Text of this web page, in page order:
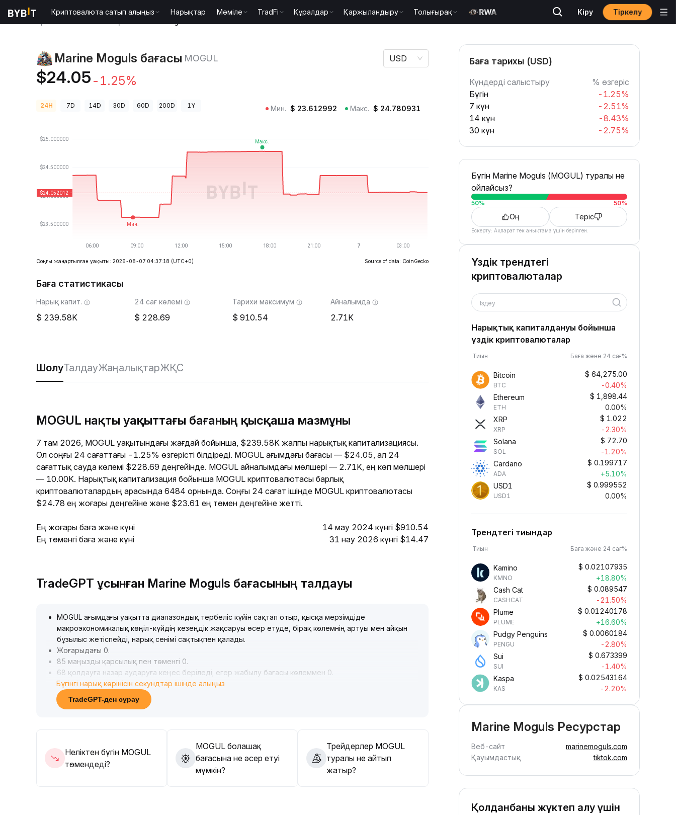
Криптовалюта сатып алыңыз Нарықтар Мәміле TradFi Құралдар Қаржыландыру Толығырақ Кіру Тіркелу
Marine Moguls бағасы MOGUL
$24.05 -1.25%
USD
24H 7D 14D 30D 60D 200D 1Y Мин. $ 23.612992 Макс. $ 24.780931
Соңғы жаңартылған уақыты: 2026-08-07 04:37:18 (UTC+0) Source of data: CoinGecko
Баға статистикасы
Нарық капит.
239.58K
24 сағ көлемі
228.69
Тарихи максимум
910.54
Айналымда
2.71K
ШолуТалдауЖаңалықтарЖҚС
MOGUL нақты уақыттағы бағаның қысқаша мазмұны
7 там 2026, MOGUL уақытындағы жағдай бойынша, $239.58K жалпы нарықтық капитализациясы.
Ол соңғы 24 сағаттағы -1.25% өзгерісті білдіреді. MOGUL ағымдағы бағасы — $24.05, ал 24
сағаттық сауда көлемі $228.69 деңгейінде. MOGUL айналымдағы мөлшері — 2.71K, ең көп мөлшері
— 10.00K. Нарықтық капитализация бойынша MOGUL криптовалютасы барлық
криптовалюталардың арасында 6484 орнында. Соңғы 24 сағат ішінде MOGUL криптовалютасы
$24.78 ең жоғары деңгейіне және $23.61 ең төмен деңгейіне жетті.
Ең жоғары баға және күні
14 мау 2024 күнгі $910.54
Ең төменгі баға және күні
31 нау 2026 күнгі $14.47
TradeGPT ұсынған Marine Moguls бағасының талдауы
MOGUL ағымдағы уақытта диапазондық тербеліс күйін сақтап отыр, қысқа мерзімдіде
макроэкономикалық көңіл-күйдің кезеңдік жақсаруы әсер етуде, бірақ көлемнің артуы мен айқын
бұзылыс жетіспейді, нарық сенімі сақтықпен қалады.
Жоғарыдағы 0.
85 маңызды қарсылық пен төменгі 0.
68 қолдауға назар аударуға кеңес беріледі; егер жабылу бағасы көлеммен 0
85 деңгейінен асып өтсе, қосымша сатып алуға болады, әйтпесе диапазондық сауда тактикасын
ұстау керек, көңіл-күй түзетуінен төмендеу қаупін ескеріңіз
Бүгінгі нарық көрінісін секундтар ішінде алыңыз
TradeGPT-ден сұрау
Неліктен бүгін MOGUL
төмендеді?
MOGUL болашақ
бағасына не әсер етуі
мүмкін?
Трейдерлер MOGUL
туралы не айтып
жатыр?
Баға тарихы (USD)
Күндерді салыстыру
% өзгеріс
Бүгін
-1.25%
7 күн
-2.51%
14 күн
-8.43%
30 күн
-2.75%
Бүгін Marine Moguls (MOGUL) туралы не
ойлайсыз?
50% 50%
Оң Теріс
Ескерту: Ақпарат тек анықтама үшін берілген.
Үздік трендтегі
криптовалюталар
Іздеу
Нарықтық капиталдануы бойынша
үздік криптовалюталар
Тиын Баға және 24 сағ%
Bitcoin
BTC
$ 64,275.00
-0.40%
Ethereum
ETH
$ 1,898.44
0.00%
XRP
XRP
$ 1.022
-2.30%
Solana
SOL
$ 72.70
-1.20%
Cardano
ADA
$ 0.199717
+5.10%
USD1
USD1
$ 0.999552
0.00%
Трендтегі тиындар
Тиын Баға және 24 сағ%
Kamino
KMNO
$ 0.02107935
+18.80%
Cash Cat
CASHCAT
$ 0.089547
-21.50%
Plume
PLUME
$ 0.01240178
+16.60%
Pudgy Penguins
PENGU
$ 0.0060184
-2.80%
Sui
SUI
$ 0.673399
-1.40%
Kaspa
KAS
$ 0.02543164
-2.20%
Marine Moguls Ресурстар
Веб-сайт
marinemoguls.com
Қауымдастық
tiktok.com
Қолданбаны жүктеп алу үшін